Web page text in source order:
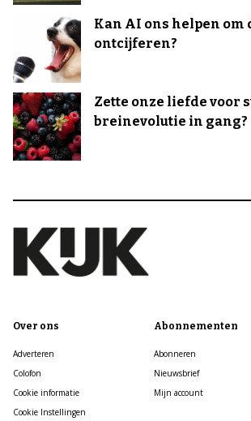
Kan AI ons helpen om
ontcijferen?
Zette onze liefde voor
breinevolutie in gang?
Over ons
Adverteren
Colofon
Cookie informatie
Cookie Instellingen
Abonnementen
Abonneren
Nieuwsbrief
Mijn account